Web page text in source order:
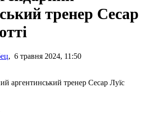
тренер Сесар
, 6 травня 2024, 11:50